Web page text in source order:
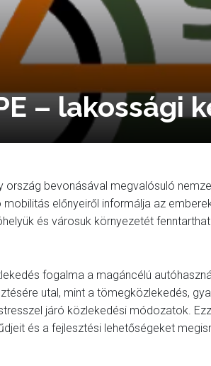
– lakossági
ország bevonásával megvalósuló
előnyeiről informálja az
és városuk környezetét
fogalma a magáncélú
utal, mint a tömegközlekedés,
járó közlekedési módozatok.
és a fejlesztési lehetőségeket